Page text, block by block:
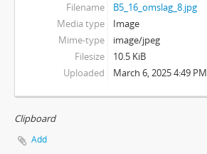
Filename
B5_16_omslag_8.jpg
Media type
Image
Mime-type
image/jpeg
Filesize
10.5 KiB
Uploaded
March 6, 2025 4:49 PM
Clipboard
Add